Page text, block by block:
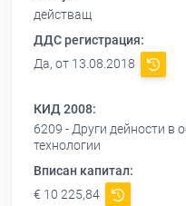
действащ
ДДС регистрация:
Да, от 13.08.2018
КИД 2008:
6209 - Други дейности в
технологии
Вписан капитал:
€ 10 225,84